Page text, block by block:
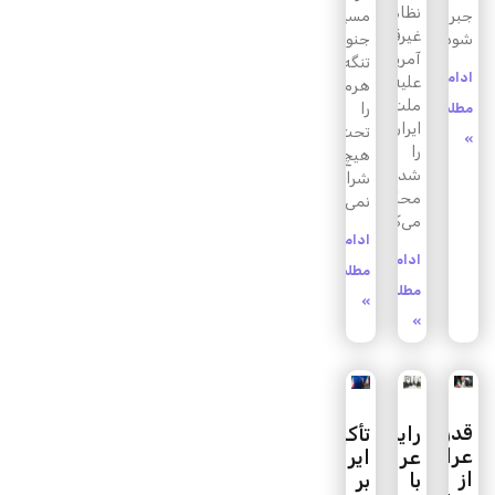
جبران
شود
ادامه
مطلب
»
نظامی
غیرقانونی
آمریکا
علیه
ملت
ایران
را
شدیدا
محکوم
می‌کند.
ادامه
مطلب
»
مسیر
جنوبی
تنگه
هرمز
را
تحت
هیچ
شرایطی
نمی‌پذیریم.
ادامه
مطلب
»
قدردانی
عراقچی
از
رایزنی
عراقچی
با
تأکید
ایران
بر